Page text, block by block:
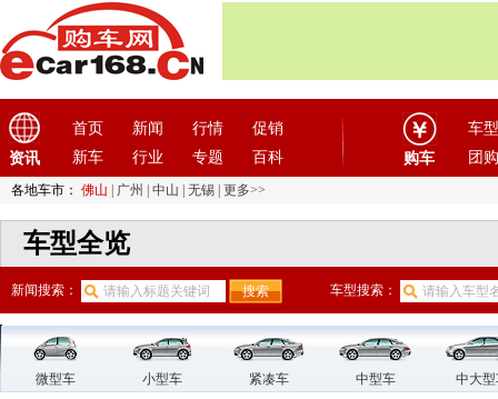
资讯
首页 新闻 行情
促销
新车
行业 专题 百科 购车
车型
团购
各地车市： 佛山 广州 中山 无锡 更多>>
车型全览
新闻搜索： 车型搜索：
微型车 小型车 紧凑车 中型车 中大
电动屋(1)
电咖 (1)
东风(4)
东风风光(10)
东风风神(17)
东风风行(18)
东风瑞泰特
(1)
东风小康(11)
东风奕派(1)
东南(12)
法拉利(10)